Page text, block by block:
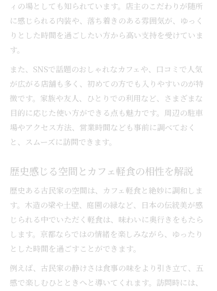
ィの場としても知られています。店主のこだわりが随所
に感じられる内装や、落ち着きのある雰囲気が、ゆっく
りとした時間を過ごしたい方から高い支持を受けていま
す。
また、SNSで話題のおしゃれなカフェや、口コミで人気
が広がる店舗も多く、初めての方でも入りやすいのが特
徴です。家族や友人、ひとりでの利用など、さまざまな
目的に応じた使い方ができる点も魅力です。周辺の駐車
場やアクセス方法、営業時間なども事前に調べておく
と、スムーズに訪問できます。
歴史感じる空間とカフェ軽食の相性を解説
歴史ある古民家の空間は、カフェ軽食と絶妙に調和しま
す。木造の梁や土壁、庭園の緑など、日本の伝統美が感
じられる中でいただく軽食は、味わいに奥行きをもたら
します。京都ならではの情緒を楽しみながら、ゆったり
とした時間を過ごすことができます。
例えば、古民家の静けさは食事の味をより引き立て、五
感で楽しむひとときへと導いてくれます。訪問時には、